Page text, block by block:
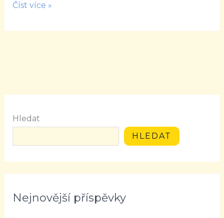
Číst více »
Hledat
HLEDAT
Nejnovější příspěvky